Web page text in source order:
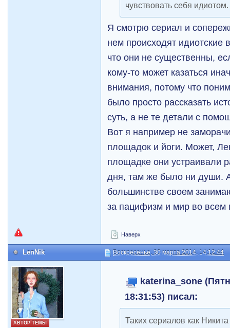
чувствовать себя идиотом.
Я смотрю сериал и
нем происходят идиотские
что они не существенны,
кому-то может казаться
внимания, потому что
было просто рассказать
суть, а не те детали с
Вот я например не
площадок и йоги. Может,
площадке они устраивали
дня, там же было ни души.
большинстве своем
за пацифизм и мир во всем
Наверх
LenNik Воскресенье, 30 марта 2014, 14:12:44
АВТОР ТЕМЫ
katerina_sone
18:31:53) писал:
Таких сериалов как